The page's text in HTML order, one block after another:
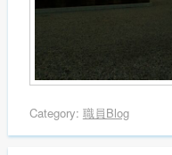
Category: 職員Blog